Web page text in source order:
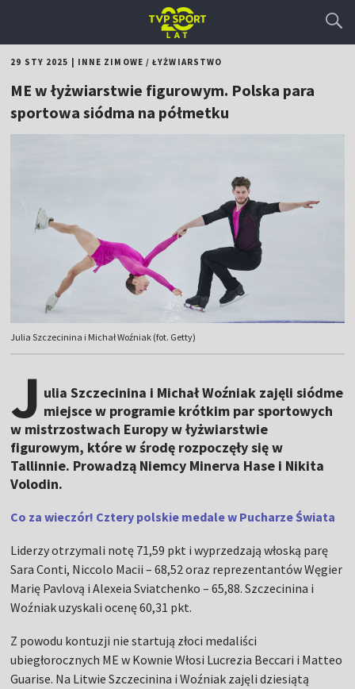
29 STY 2025 INNE ZIMOWE /ŁYŻWIARSTWO
ME w łyżwiarstwie figurowym. Polska para
sportowa siódma na półmetku
Julia Szczecinina i Michał Woźniak (fot. Getty)
J ulia Szczecinina i Michał Woźniak zajęli siódme
miejsce w programie krótkim par sportowych
w mistrzostwach Europy w łyżwiarstwie
figurowym, które w środę rozpoczęły się w
Tallinnie. Prowadzą Niemcy Minerva Hase i Nikita
Volodin.
Co za wieczór! Cztery polskie medale w Pucharze Świata
Liderzy otrzymali notę 71,59 pkt i wyprzedzają włoską parę
Sara Conti, Niccolo Macii – 68,52 oraz reprezentantów Węgier
Marię Pavlovą i Alexeia Sviatchenko – 65,88. Szczecinina i
Woźniak uzyskali ocenę 60,31 pkt.
Z powodu kontuzji nie startują złoci medaliści
ubiegłorocznych ME w Kownie Włosi Lucrezia Beccari i Matteo
Guarise. Na Litwie Szczecinina i Woźniak zajęli dziesiątą